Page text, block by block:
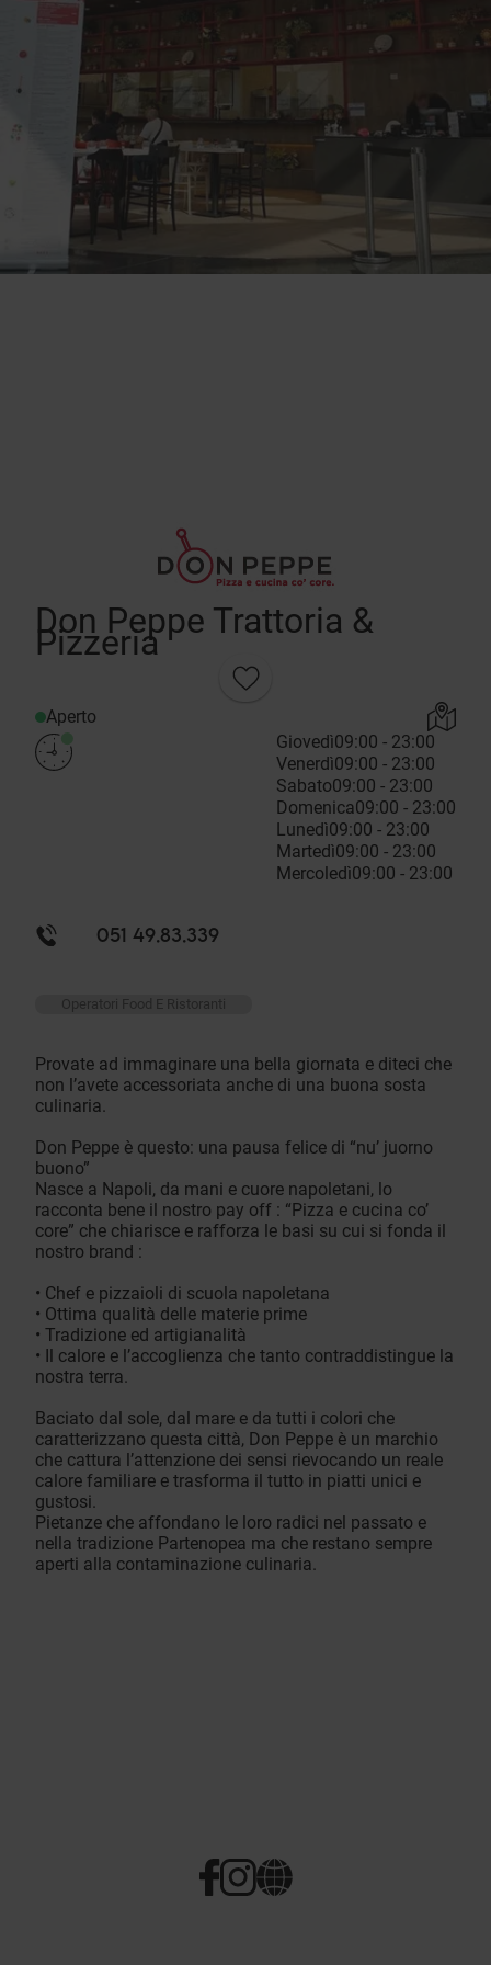
Don Peppe Trattoria &
Pizzeria
Aperto
Giovedì09:00 - 23:00
Venerdì09:00 - 23:00
Sabato09:00 - 23:00
Domenica09:00 - 23:00
Lunedì09:00 - 23:00
Martedì09:00 - 23:00
Mercoledì09:00 - 23:00
051 49.83.339
Operatori Food E Ristoranti
Provate ad immaginare una bella giornata e diteci che
non l’avete accessoriata anche di una buona sosta
culinaria.
Don Peppe è questo: una pausa felice di “nu’ juorno
buono”
Nasce a Napoli, da mani e cuore napoletani, lo
racconta bene il nostro pay off : “Pizza e cucina co’
core” che chiarisce e rafforza le basi su cui si fonda il
nostro brand :
• Chef e pizzaioli di scuola napoletana
• Ottima qualità delle materie prime
• Tradizione ed artigianalità
• Il calore e l’accoglienza che tanto contraddistingue la
nostra terra.
Baciato dal sole, dal mare e da tutti i colori che
caratterizzano questa città, Don Peppe è un marchio
che cattura l’attenzione dei sensi rievocando un reale
calore familiare e trasforma il tutto in piatti unici e
gustosi.
Pietanze che affondano le loro radici nel passato e
nella tradizione Partenopea ma che restano sempre
aperti alla contaminazione culinaria.